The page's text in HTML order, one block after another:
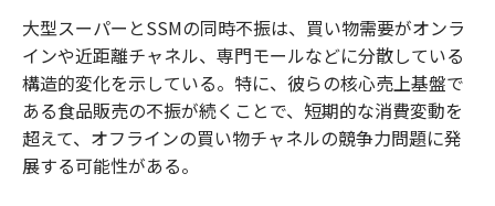
大型スーパーとSSMの同時不振は、買い物需要がオンラ
インや近距離チャネル、専門モールなどに分散している
構造的変化を示している。特に、彼らの核心売上基盤で
ある食品販売の不振が続くことで、短期的な消費変動を
超えて、オフラインの買い物チャネルの競争力問題に発
展する可能性がある。